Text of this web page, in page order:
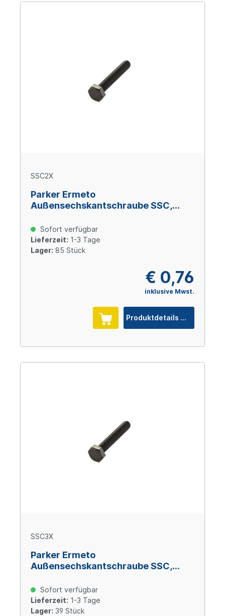
SSC2X
Parker Ermeto
Außensechskantschraube SSC,
Cr(VI)-frei
Sofort verfügbar
Lieferzeit: 1-3 Tage
Lager: 85 Stück
€ 0,76
inklusive Mwst.
Produktdetails
SSC3X
Parker Ermeto
Außensechskantschraube SSC,
Cr(VI)-frei
Sofort verfügbar
Lieferzeit: 1-3 Tage
Lager: 39 Stück